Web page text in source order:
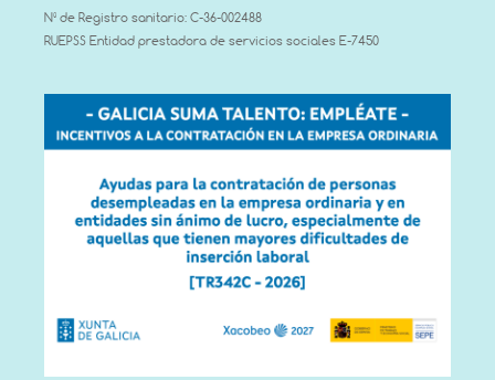
Nº de Registro sanitario: C-36-002488
RUEPSS Entidad prestadora de servicios sociales E-7450